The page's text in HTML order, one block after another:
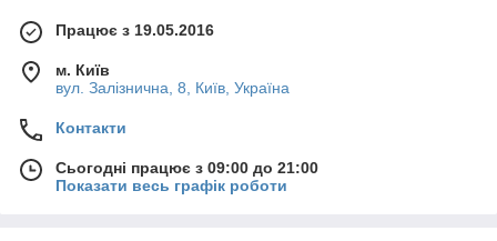
Працює з 19.05.2016
м. Київ
вул. Залізнична, 8, Київ, Україна
Контакти
Сьогодні працює з 09:00 до 21:00
Показати весь графік роботи